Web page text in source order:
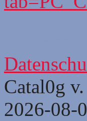
Catal0g
2026-08-